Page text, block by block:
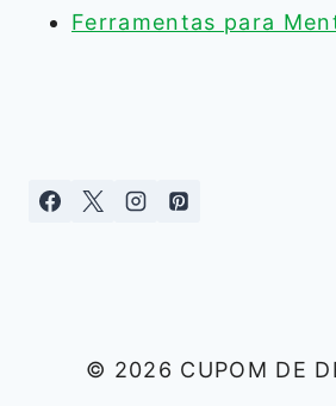
Ferramentas para
© 2026 CUPOM DE